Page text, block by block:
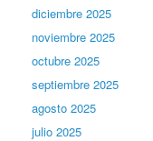
diciembre 2025
noviembre 2025
octubre 2025
septiembre 2025
agosto 2025
julio 2025